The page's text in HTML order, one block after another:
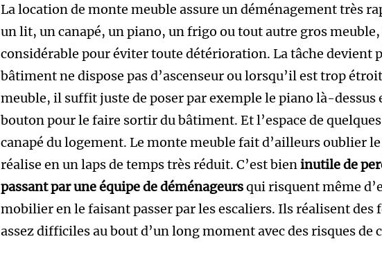
La location de monte meuble assure un déménagement très
un lit, un canapé, un piano, un frigo ou tout autre gros
considérable pour éviter toute détérioration. La tâche devient
bâtiment ne dispose pas d’ascenseur ou lorsqu’il est trop
meuble, il suffit juste de poser par exemple le piano là-dessus
bouton pour le faire sortir du bâtiment. Et l’espace de
canapé du logement. Le monte meuble fait d’ailleurs oublier
réalise en un laps de temps très réduit. C’est bieninutile de
passant par une équipe de déménageursqui risquent même
mobilier en le faisant passer par les escaliers. Ils réalisent des
assez difficiles au bout d’un long moment avec des risques de